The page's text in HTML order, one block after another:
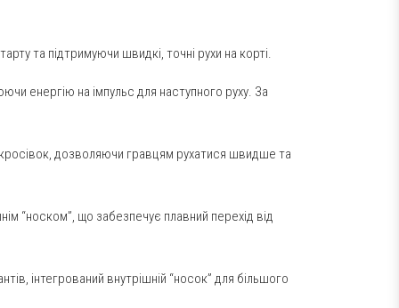
та підтримуючи швидкі, точні рухи на корті.
енергію на імпульс для наступного руху. За
кросівок, дозволяючи гравцям рухатися швидше та
“носком”, що забезпечує плавний перехід від
інтегрований внутрішній “носок” для більшого